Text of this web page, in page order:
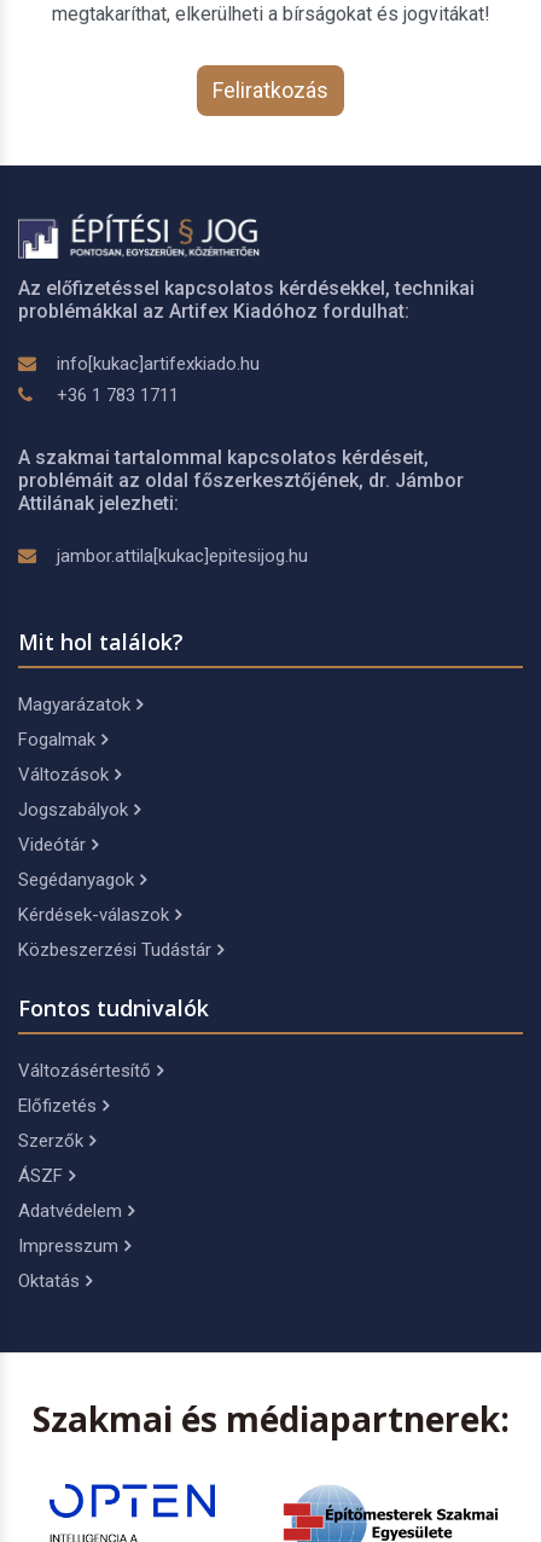
megtakaríthat, elkerülheti a bírságokat és jogvitákat!
Feliratkozás
Az előfizetéssel kapcsolatos kérdésekkel, technikai
problémákkal az Artifex Kiadóhoz fordulhat:
info[kukac]artifexkiado.hu
+36 1 783 1711
A szakmai tartalommal kapcsolatos kérdéseit,
problémáit az oldal főszerkesztőjének, dr. Jámbor
Attilának jelezheti:
jambor.attila[kukac]epitesijog.hu
Mit hol találok?
Magyarázatok
Fogalmak
Változások
Jogszabályok
Videótár
Segédanyagok
Kérdések-válaszok
Közbeszerzési Tudástár
Fontos tudnivalók
Változásértesítő
Előfizetés
Szerzők
ÁSZF
Adatvédelem
Impresszum
Oktatás
Szakmai és médiapartnerek: